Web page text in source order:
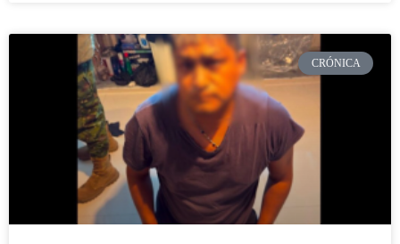
CRÓNICA